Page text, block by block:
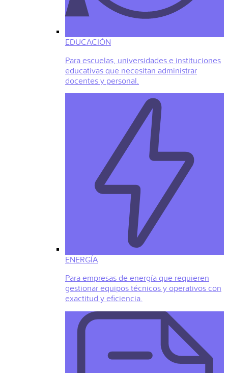
EDUCACIÓN
Para escuelas, universidades e instituciones
educativas que necesitan administrar
docentes y personal.
ENERGÍA
Para empresas de energía que requieren
gestionar equipos técnicos y operativos con
exactitud y eficiencia.